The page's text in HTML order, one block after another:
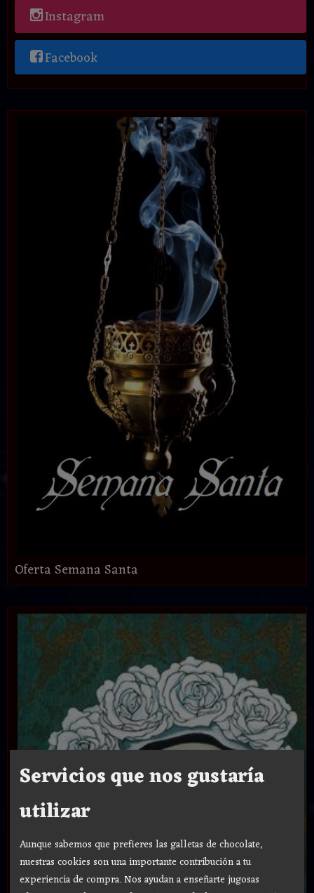
Instagram
Facebook
Oferta Semana Santa
Servicios que nos gustaría
utilizar
Aunque sabemos que prefieres las galletas de chocolate,
nuestras cookies son una importante contribución a tu
experiencia de compra. Nos ayudan a enseñarte jugosas